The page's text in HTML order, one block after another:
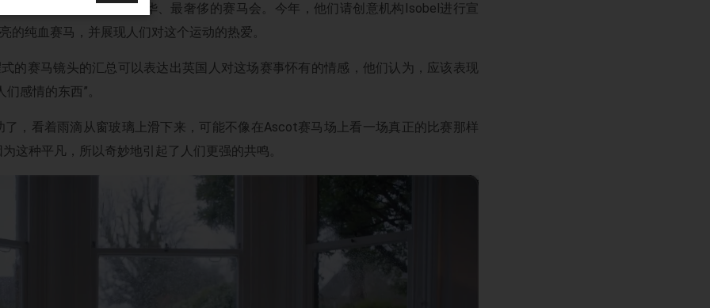
赛事一直是世界上最豪华、最奢侈的赛马会。今年，他们请创意机构Isobel进行宣
的纯血赛马，并展现人们对这个运动的热爱。
的赛马镜头的汇总可以表达出英国人对这场赛事怀有的情感，他们认为，应该表现
感情的东西”。
了，看着雨滴从窗玻璃上滑下来，可能不像在Ascot赛马场上看一场真正的比赛那样
这种平凡，所以奇妙地引起了人们更强的共鸣。